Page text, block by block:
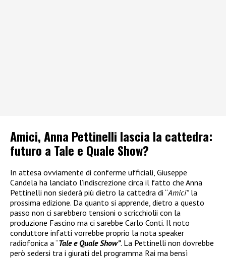
Amici, Anna Pettinelli lascia la cattedra:
futuro a Tale e Quale Show?
In attesa ovviamente di conferme ufficiali, Giuseppe
Candela ha lanciato l’indiscrezione circa il fatto che Anna
Pettinelli non siederà più dietro la cattedra di “Amici”la
prossima edizione. Da quanto si apprende, dietro a questo
passo non ci sarebbero tensioni o scricchiolii con la
produzione Fascino ma ci sarebbe Carlo Conti. Il noto
conduttore infatti vorrebbe proprio la nota speaker
radiofonica a “Tale e Quale Show”. La Pettinelli non dovrebbe
però sedersi tra i giurati del programma Rai ma bensì